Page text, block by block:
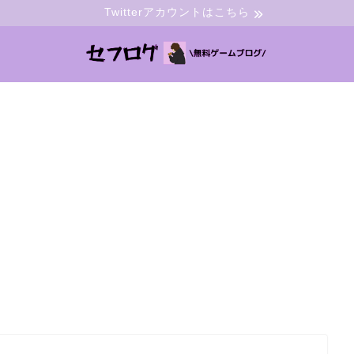
Twitterアカウントはこちら